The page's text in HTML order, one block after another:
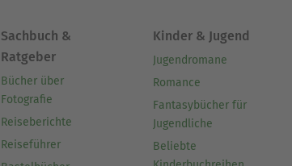
Sachbuch &
Ratgeber
Bücher über
Fotografie
Reiseberichte
Reiseführer
Kinder & Jugend
Jugendromane
Romance
Fantasybücher für
Jugendliche
Beliebte